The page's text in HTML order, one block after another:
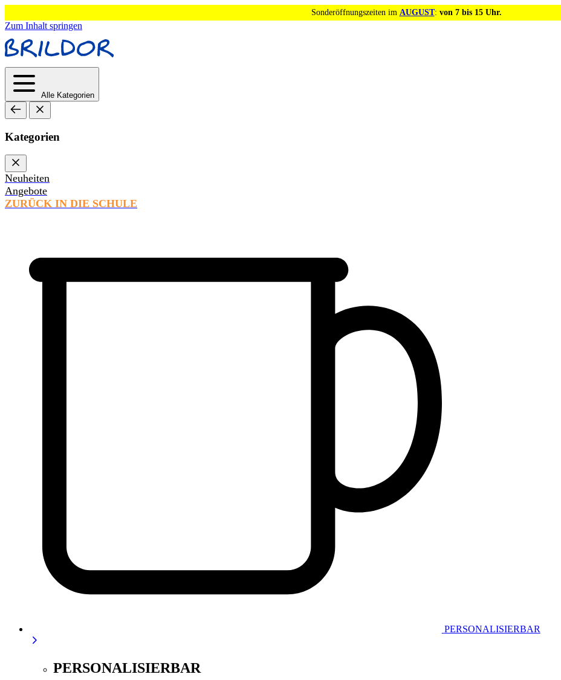
Sonderöffnungszeiten im AUGUST: von 7 bis 15 Uhr.
Zum Inhalt springen
Alle Kategorien
Kategorien
Neuheiten
Angebote
ZURÜCK IN DIE SCHULE
PERSONALISIERBAR
PERSONALISIERBAR